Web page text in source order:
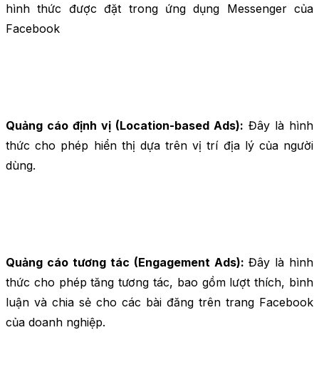
hình thức được đặt trong ứng dụng Messenger của
Facebook
Quảng cáo định vị (Location-based Ads): Đây là hình
thức cho phép hiển thị dựa trên vị trí địa lý của người
dùng.
Quảng cáo tương tác (Engagement Ads): Đây là hình
thức cho phép tăng tương tác, bao gồm lượt thích, bình
luận và chia sẻ cho các bài đăng trên trang Facebook
của doanh nghiệp.